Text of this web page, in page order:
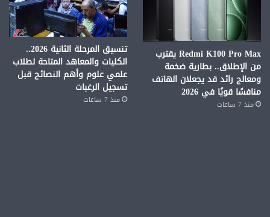
Redmi K100 Pro Max يقترب
من الإطلاق.. بطارية ضخمة
ومعالج رائد قد يجعلان الهاتف
منافسًا قويًا في 2026
منذ 7 ساعات
تنسيق المرحلة الثانية 2026..
الكليات والمعاهد المتاحة لطلاب
علمي علوم وأهم النصائح قبل
تسجيل الرغبات
منذ 7 ساعات